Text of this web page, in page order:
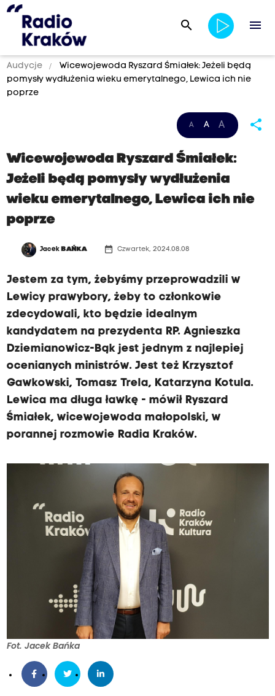
search menu
Audycje
Wicewojewoda Ryszard Śmiałek: Jeżeli będą
pomysły wydłużenia wieku emerytalnego, Lewica ich nie
poprze
A A A share
Wicewojewoda Ryszard Śmiałek:
Jeżeli będą pomysły wydłużenia
wieku emerytalnego, Lewica ich nie
poprze
Jacek BAŃKA date_range Czwartek, 2024.08.08
Jestem za tym, żebyśmy przeprowadzili w
Lewicy prawybory, żeby to członkowie
zdecydowali, kto będzie idealnym
kandydatem na prezydenta RP. Agnieszka
Dziemianowicz-Bąk jest jednym z najlepiej
ocenianych ministrów. Jest też Krzysztof
Gawkowski, Tomasz Trela, Katarzyna Kotula.
Lewica ma długa ławkę - mówił Ryszard
Śmiałek, wicewojewoda małopolski, w
porannej rozmowie Radia Kraków.
Fot. Jacek Bańka